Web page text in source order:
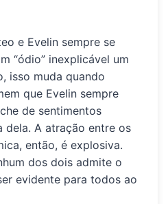
e Evelin sempre se
“ódio” inexplicável um
isso muda quando
que Evelin sempre
de sentimentos
dela. A atração entre os
então, é explosiva.
dos dois admite o
evidente para todos ao